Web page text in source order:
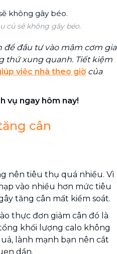
củ sẽ không gây béo.
đầu tư vào mâm cơm gia
thứ xung quanh. Tiết kiệm
việc nhà theo giờ của
vụ ngay hôm nay!
cân
nên tiêu thụ quá nhiều. Vì
vào nhiều hơn mức tiêu
tăng cân mất kiểm soát.
thực đơn giảm cân đó là
khối lượng calo không
lành mạnh bạn nên cắt
dần.